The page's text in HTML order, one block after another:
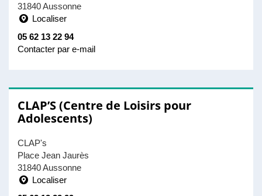
31840 Aussonne
Localiser
05 62 13 22 94
Contacter par e-mail
CLAP’S (Centre de Loisirs pour
Adolescents)
CLAP's
Place Jean Jaurès
31840 Aussonne
Localiser